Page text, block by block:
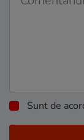
Sunt de